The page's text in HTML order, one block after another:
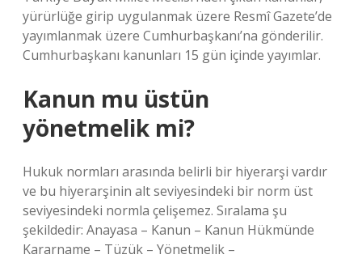
yürürlüğe girip uygulanmak üzere Resmî Gazete’de
yayımlanmak üzere Cumhurbaşkanı’na gönderilir.
Cumhurbaşkanı kanunları 15 gün içinde yayımlar.
Kanun mu üstün
yönetmelik mi?
Hukuk normları arasında belirli bir hiyerarşi vardır
ve bu hiyerarşinin alt seviyesindeki bir norm üst
seviyesindeki normla çelişemez. Sıralama şu
şekildedir: Anayasa – Kanun – Kanun Hükmünde
Kararname – Tüzük – Yönetmelik –